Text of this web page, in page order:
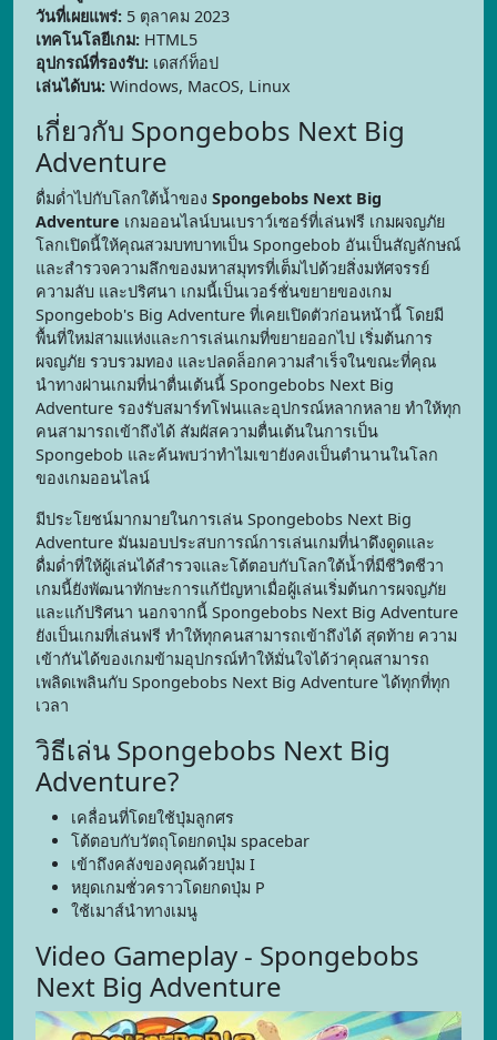
วันที่เผยแพร่: 5 ตุลาคม 2023
เทคโนโลยีเกม: HTML5
อุปกรณ์ที่รองรับ: เดสก์ท็อป
เล่นได้บน: Windows, MacOS, Linux
เกี่ยวกับ Spongebobs Next Big
Adventure
ดื่มด่ำไปกับโลกใต้น้ำของ Spongebobs Next Big
Adventure เกมออนไลน์บนเบราว์เซอร์ที่เล่นฟรี เกมผจญภัย
โลกเปิดนี้ให้คุณสวมบทบาทเป็น Spongebob อันเป็นสัญลักษณ์
และสำรวจความลึกของมหาสมุทรที่เต็มไปด้วยสิ่งมหัศจรรย์
ความลับ และปริศนา เกมนี้เป็นเวอร์ชั่นขยายของเกม
Spongebob's Big Adventure ที่เคยเปิดตัวก่อนหน้านี้ โดยมี
พื้นที่ใหม่สามแห่งและการเล่นเกมที่ขยายออกไป เริ่มต้นการ
ผจญภัย รวบรวมทอง และปลดล็อกความสำเร็จในขณะที่คุณ
นำทางผ่านเกมที่น่าตื่นเต้นนี้ Spongebobs Next Big
Adventure รองรับสมาร์ทโฟนและอุปกรณ์หลากหลาย ทำให้ทุก
คนสามารถเข้าถึงได้ สัมผัสความตื่นเต้นในการเป็น
Spongebob และค้นพบว่าทำไมเขายังคงเป็นตำนานในโลก
ของเกมออนไลน์
มีประโยชน์มากมายในการเล่น Spongebobs Next Big
Adventure มันมอบประสบการณ์การเล่นเกมที่น่าดึงดูดและ
ดื่มด่ำที่ให้ผู้เล่นได้สำรวจและโต้ตอบกับโลกใต้น้ำที่มีชีวิตชีวา
เกมนี้ยังพัฒนาทักษะการแก้ปัญหาเมื่อผู้เล่นเริ่มต้นการผจญภัย
และแก้ปริศนา นอกจากนี้ Spongebobs Next Big Adventure
ยังเป็นเกมที่เล่นฟรี ทำให้ทุกคนสามารถเข้าถึงได้ สุดท้าย ความ
เข้ากันได้ของเกมข้ามอุปกรณ์ทำให้มั่นใจได้ว่าคุณสามารถ
เพลิดเพลินกับ Spongebobs Next Big Adventure ได้ทุกที่ทุก
เวลา
วิธีเล่น Spongebobs Next Big
Adventure?
เคลื่อนที่โดยใช้ปุ่มลูกศร
โต้ตอบกับวัตถุโดยกดปุ่ม spacebar
เข้าถึงคลังของคุณด้วยปุ่ม I
หยุดเกมชั่วคราวโดยกดปุ่ม P
ใช้เมาส์นำทางเมนู
Video Gameplay - Spongebobs
Next Big Adventure